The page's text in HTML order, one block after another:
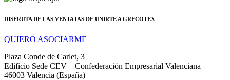
DISFRUTA DE LAS VENTAJAS DE UNIRTE A GRECOTEX
QUIERO ASOCIARME
Plaza Conde de Carlet, 3
Edificio Sede CEV – Confederación Empresarial Valenciana
46003 Valencia (España)